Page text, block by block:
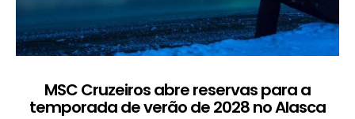
MSC Cruzeiros abre reservas para a
temporada de verão de 2028 no Alasca